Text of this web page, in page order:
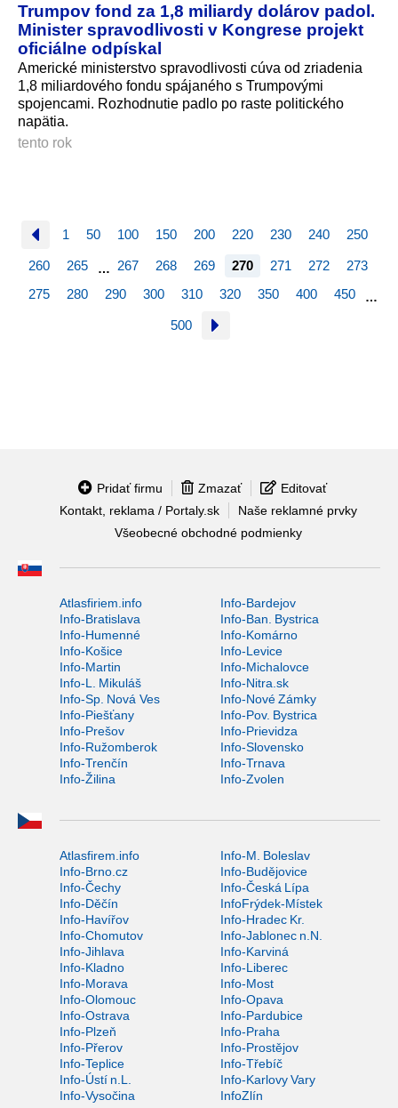
Trumpov fond za 1,8 miliardy dolárov padol.
Minister spravodlivosti v Kongrese projekt
oficiálne odpískal
Americké ministerstvo spravodlivosti cúva od zriadenia
1,8 miliardového fondu spájaného s Trumpovými
spojencami. Rozhodnutie padlo po raste politického
napätia.
tento rok
1 50 100 150 200 220 230 240 250
260 265 … 267 268 269 270 271 272
273
275
280 290 300 310 320 350 400 450 …
500
Pridať firmu Zmazať
Editovať
Kontakt, reklama / Portaly.sk
Naše reklamné prvky
Všeobecné obchodné podmienky
Atlasfiriem.info
Info-Bardejov
Info-Bratislava
Info-Ban. Bystrica
Info-Humenné
Info-Komárno
Info-Košice
Info-Levice
Info-Martin
Info-Michalovce
Info-L. Mikuláš
Info-Nitra.sk
Info-Sp. Nová Ves
Info-Nové Zámky
Info-Piešťany
Info-Pov. Bystrica
Info-Prešov
Info-Prievidza
Info-Ružomberok
Info-Slovensko
Info-Trenčín
Info-Trnava
Info-Žilina
Info-Zvolen
Atlasfirem.info
Info-M. Boleslav
Info-Brno.cz
Info-Budějovice
Info-Čechy
Info-Česká Lípa
Info-Děčín
InfoFrýdek-Místek
Info-Havířov
Info-Hradec Kr.
Info-Chomutov
Info-Jablonec n.N.
Info-Jihlava
Info-Karviná
Info-Kladno
Info-Liberec
Info-Morava
Info-Most
Info-Olomouc
Info-Opava
Info-Ostrava
Info-Pardubice
Info-Plzeň
Info-Praha
Info-Přerov
Info-Prostějov
Info-Teplice
Info-Třebíč
Info-Ústí n.L.
Info-Karlovy Vary
Info-Vysočina
InfoZlín